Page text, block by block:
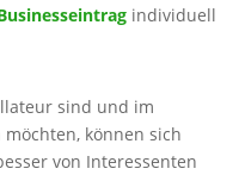
individuell
sind und im
können sich
von Interessenten